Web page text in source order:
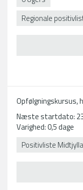
Regionale
Opfølgningskursus,
Positivliste
Næste startdato:
Varighed: 0,5 dage